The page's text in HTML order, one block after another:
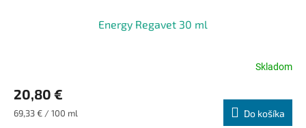
Energy Regavet 30 ml
produktu
4,6
Skladom
20,80 €
Jednotková
69,33 € / 100 ml Do košíka